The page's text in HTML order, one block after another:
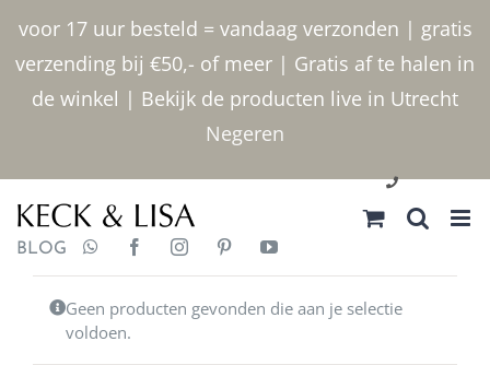
voor 17 uur besteld = vandaag verzonden | gratis
verzending bij €50,- of meer | Gratis af te halen in
de winkel | Bekijk de producten live in Utrecht
Negeren
inhoud
030 2400000
BLOG
Geen producten gevonden die aan je selectie
voldoen.